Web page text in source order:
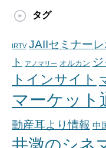
タグ
IRTV JAIIセミナーレ
ト
アノマリー オルカン
トインサイト
マーケット
動産耳より情報 中